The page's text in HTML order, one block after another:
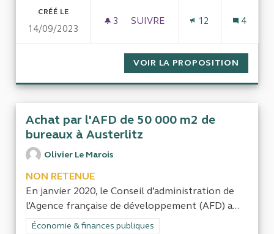
CRÉÉ LE
14/09/2023
3 3 ABONNÉS
SUIVRE
12 4
VOIR LA PROPOSITION
Achat par l'AFD de 50 000 m2 de
bureaux à Austerlitz
Olivier Le Marois
NON RETENUE
En janvier 2020, le Conseil d’administration de
l’Agence française de développement (AFD) a...
Filtrer les résultats de la catégorie : Économie & finances
Économie & finances publiques